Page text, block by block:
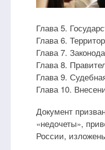
Глава 5.
Глава 6.
Глава 7.
Глава 8.
Глава 9.
Глава 10.
Документ
«недочеты»,
России,